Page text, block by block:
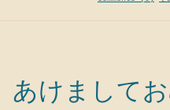
あけまして